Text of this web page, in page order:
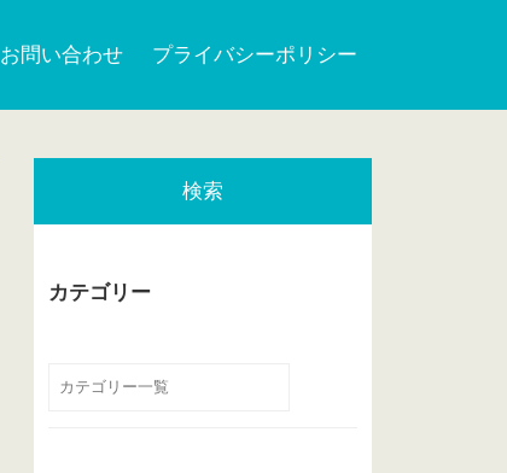
お問い合わせ プライバシーポリシー
検索
カテゴリー